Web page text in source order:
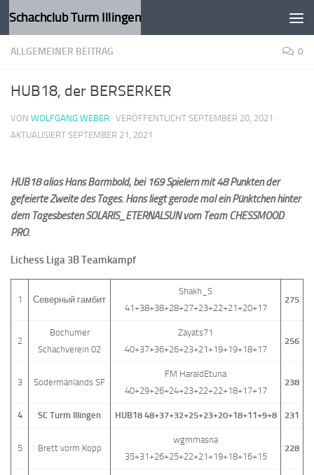
Zum Inhalt springen
Schachclub Turm Illingen
ALLGEMEINER BEITRAG 0
HUB18, der BERSERKER
VON WOLFGANG WEBER · VERÖFFENTLICHT SEPTEMBER 20, 2021 ·
AKTUALISIERT SEPTEMBER 21, 2021
HUB18 alias Hans Barmbold, bei 169 Spielern mit48 Punkten der
gefeierte Zweite des Tages. Hans liegt gerade mal ein Pünktchen hinter
dem Tagesbesten SOLARIS_ETERNALSUN vom Team CHESSMOOD
PRO.
Lichess Liga 3B Teamkampf
1 Северный гамбит
Shakh_S
41+38+38+28+27+23+22+21+20+17
275
2
Bochumer
Schachverein 02
Zayats71
40+37+36+26+23+21+19+19+18+17
256
3 Sodermanlands SF
FM HaraldEtuna
40+29+26+24+23+22+22+18+17+17
238
4 SC Turm Illingen HUB18 48+37+32+25+23+20+18+11+9+8 231
5 Brett vorm Kopp
wgmmasna
35+31+26+25+22+21+19+18+16+15
228